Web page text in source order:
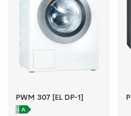
PWM 307 [EL DP-1]